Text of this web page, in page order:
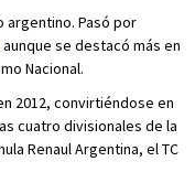
argentino. Pasó por
aunque se destacó más en
Nacional.
2012, convirtiéndose en
cuatro divisionales de la
Renaul Argentina, el TC